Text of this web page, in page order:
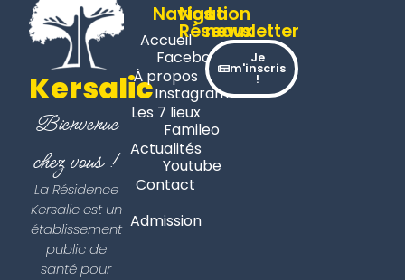
Kersalic
Bienvenue
chez vous !
La Résidence
Kersalic est un
établissement
public de
santé pour
Navigation
Accueil
À propos
Les 7 lieux
Actualités
Contact
Admission
Nos
Réseaux
Facebook
Instagram
Famileo
Youtube
La
newsletter
Je
m'inscris
!